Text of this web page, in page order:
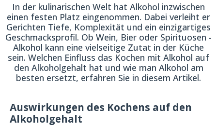
In der kulinarischen Welt hat Alkohol inzwischen
einen festen Platz eingenommen. Dabei verleiht er
Gerichten Tiefe, Komplexität und ein einzigartiges
Geschmacksprofil. Ob Wein, Bier oder Spirituosen -
Alkohol kann eine vielseitige Zutat in der Küche
sein. Welchen Einfluss das Kochen mit Alkohol auf
den Alkoholgehalt hat und wie man Alkohol am
besten ersetzt, erfahren Sie in diesem Artikel.
Auswirkungen des Kochens auf den
Alkoholgehalt